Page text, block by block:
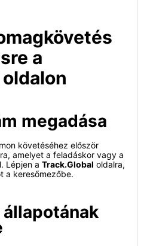
a
megadása
követéséhez először
amelyet a feladáskor vagy a
Lépjen a Track.Global oldalra,
a keresőmezőbe.